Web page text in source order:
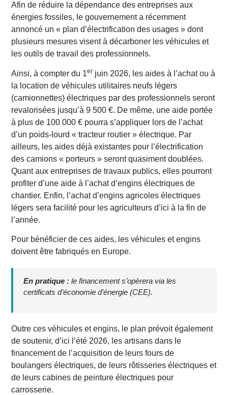
Afin de réduire la dépendance des entreprises aux
énergies fossiles, le gouvernement a récemment
annoncé un « plan d’électrification des usages » dont
plusieurs mesures visent à décarboner les véhicules et
les outils de travail des professionnels.
Ainsi, à compter du 1er juin 2026, les aides à l’achat ou à
la location de véhicules utilitaires neufs légers
(camionnettes) électriques par des professionnels seront
revalorisées jusqu’à 9 500 €. De même, une aide portée
à plus de 100 000 € pourra s’appliquer lors de l’achat
d’un poids-lourd « tracteur routier » électrique. Par
ailleurs, les aides déjà existantes pour l’électrification
des camions « porteurs » seront quasiment doublées.
Quant aux entreprises de travaux publics, elles pourront
profiter d’une aide à l’achat d’engins électriques de
chantier. Enfin, l’achat d’engins agricoles électriques
légers sera facilité pour les agriculteurs d’ici à la fin de
l’année.
Pour bénéficier de ces aides, les véhicules et engins
doivent être fabriqués en Europe.
En pratique : le financement s’opèrera via les
certificats d’économie d’énergie (CEE).
Outre ces véhicules et engins, le plan prévoit également
de soutenir, d’ici l’été 2026, les artisans dans le
financement de l’acquisition de leurs fours de
boulangers électriques, de leurs rôtisseries électriques et
de leurs cabines de peinture électriques pour
carrosserie.